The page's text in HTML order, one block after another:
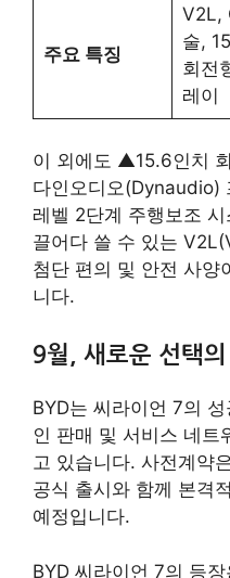
주요 특징
V2L,
술,
회전
레이
이 외에도 ▲15.6인치
다인오디오(Dynaudio)
레벨 2단계 주행보조
끌어다 쓸 수 있는
첨단 편의 및 안전 사양
니다.
9월, 새로운 선택
BYD는 씨라이언 7의
인 판매 및 서비스 네트
고 있습니다. 사전계약
공식 출시와 함께 본격
예정입니다.
BYD 씨라이언 7의 등